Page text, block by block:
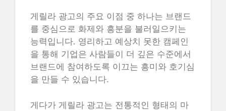
게릴라 광고의 주요 이점 중 하나는 브랜드
를 중심으로 화제와 흥분을 불러일으키는
능력입니다. 영리하고 예상치 못한 캠페인
을 통해 기업은 사람들이 더 깊은 수준에서
브랜드에 참여하도록 이끄는 흥미와 호기심
을 만들 수 있습니다.
게다가 게릴라 광고는 전통적인 형태의 마